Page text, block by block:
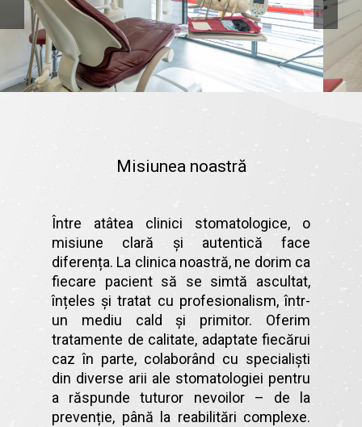
Misiunea noastră
Între atâtea clinici stomatologice, o
misiune clară și autentică face
diferența. La clinica noastră, ne dorim ca
fiecare pacient să se simtă ascultat,
înțeles și tratat cu profesionalism, într-
un mediu cald și primitor. Oferim
tratamente de calitate, adaptate fiecărui
caz în parte, colaborând cu specialiști
din diverse arii ale stomatologiei pentru
a răspunde tuturor nevoilor – de la
prevenție, până la reabilitări complexe.